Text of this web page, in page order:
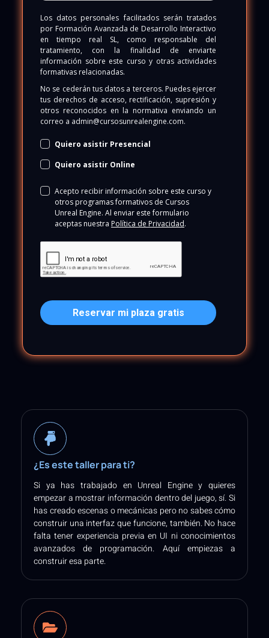
Los datos personales facilitados serán tratados
por Formación Avanzada de Desarrollo Interactivo
en tiempo real SL, como responsable del
tratamiento, con la finalidad de enviarte
información sobre este curso y otras actividades
formativas relacionadas.
No se cederán tus datos a terceros. Puedes ejercer
tus derechos de acceso, rectificación, supresión y
otros reconocidos en la normativa enviando un
correo a admin@cursosunrealengine.com.
Quiero asistir Presencial
Quiero asistir Online
Acepto recibir información sobre este curso y
otros programas formativos de Cursos
Unreal Engine. Al enviar este formulario
aceptas nuestra Política de Privacidad.
Reservar mi plaza gratis
¿Es este taller para ti?
Si ya has trabajado en Unreal Engine y quieres
empezar a mostrar información dentro del juego, sí. Si
has creado escenas o mecánicas pero no sabes cómo
construir una interfaz que funcione, también. No hace
falta tener experiencia previa en UI ni conocimientos
avanzados de programación. Aquí empiezas a
construir esa parte.